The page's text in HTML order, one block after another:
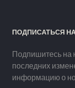
ПОДПИСАТЬСЯ
Подпишитесь на
последних
информацию о